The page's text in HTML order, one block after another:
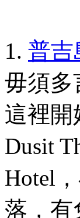
1. 普吉
毋須多
這裡開
Dusit
Hotel
落，有